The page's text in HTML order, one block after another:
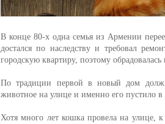
В конце 80-х одна семья из Армении
достался по наследству и требовал
городскую квартиру, поэтому
По традиции первой в новый дом
животное на улице и именно его пустило
Хотя много лет кошка провела на улице,